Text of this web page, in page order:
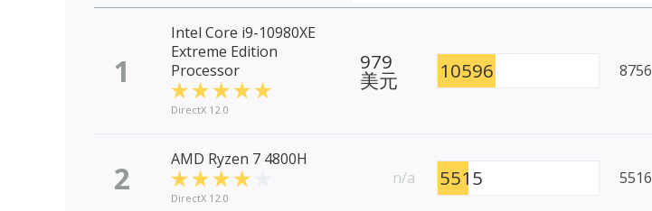
1
Intel Core i9-10980XE
Extreme Edition
Processor
DirectX 12.0
979
美元 10596 8756
2 AMD Ryzen 7 4800H
DirectX 12.0
n/a 5515 5516